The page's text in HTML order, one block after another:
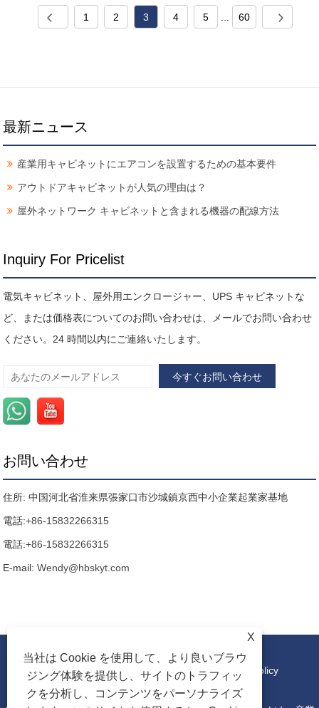
1 2 3 4 5 ... 60
最新ニュース
産業用キャビネットにエアコンを設置するための基本要件
アウトドアキャビネットが人気の理由は？
屋外ネットワーク キャビネットと含まれる機器の配線方法
Inquiry For Pricelist
電気キャビネット、屋外用エンクロージャー、UPS キャビネットな
ど、または価格表についてのお問い合わせは、メールでお問い合わせ
ください。24 時間以内にご連絡いたします。
お問い合わせ
住所: 中国河北省淮来県張家口市沙城鎮京西中小企業起業家基地
電話:+86-15832266315
電話:+86-15832266315
E-mail:Wendy@hbskyt.com
リンク|Sitemap RSS |XML |Privacy Policy
X
当社は Cookie を使用して、より良いブラウ
ジング体験を提供し、サイトのトラフィッ
クを分析し、コンテンツをパーソナライズ